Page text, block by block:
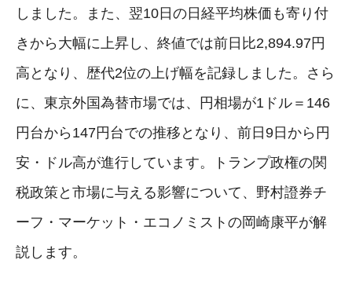
しました。また、翌10日の日経平均株価も寄り付
きから大幅に上昇し、終値では前日比2,894.97円
高となり、歴代2位の上げ幅を記録しました。さら
に、東京外国為替市場では、円相場が1ドル＝146
円台から147円台での推移となり、前日9日から円
安・ドル高が進行しています。トランプ政権の関
税政策と市場に与える影響について、野村證券チ
ーフ・マーケット・エコノミストの岡崎康平が解
説します。